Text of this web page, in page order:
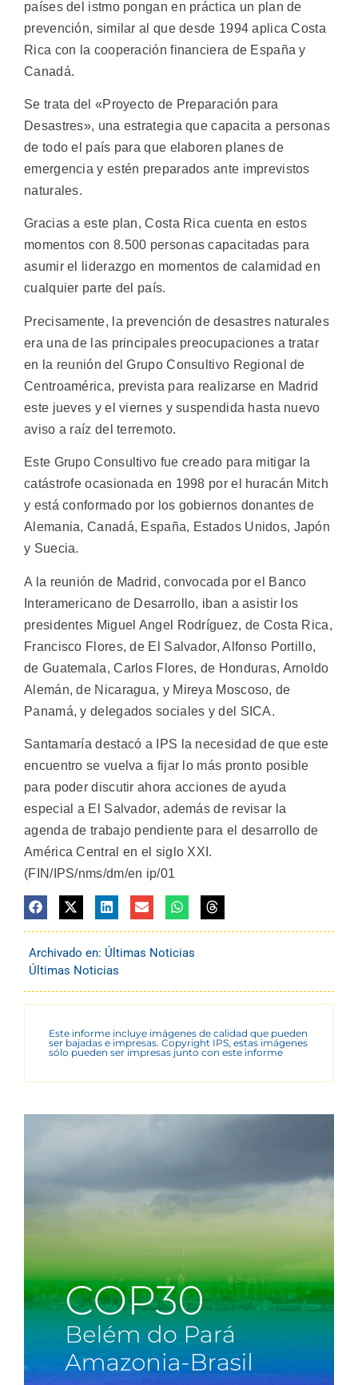
países del istmo pongan en práctica un plan de
prevención, similar al que desde 1994 aplica Costa
Rica con la cooperación financiera de España y
Canadá.
Se trata del «Proyecto de Preparación para
Desastres», una estrategia que capacita a personas
de todo el país para que elaboren planes de
emergencia y estén preparados ante imprevistos
naturales.
Gracias a este plan, Costa Rica cuenta en estos
momentos con 8.500 personas capacitadas para
asumir el liderazgo en momentos de calamidad en
cualquier parte del país.
Precisamente, la prevención de desastres naturales
era una de las principales preocupaciones a tratar
en la reunión del Grupo Consultivo Regional de
Centroamérica, prevista para realizarse en Madrid
este jueves y el viernes y suspendida hasta nuevo
aviso a raíz del terremoto.
Este Grupo Consultivo fue creado para mitigar la
catástrofe ocasionada en 1998 por el huracán Mitch
y está conformado por los gobiernos donantes de
Alemania, Canadá, España, Estados Unidos, Japón
y Suecia.
A la reunión de Madrid, convocada por el Banco
Interamericano de Desarrollo, iban a asistir los
presidentes Miguel Angel Rodríguez, de Costa Rica,
Francisco Flores, de El Salvador, Alfonso Portillo,
de Guatemala, Carlos Flores, de Honduras, Arnoldo
Alemán, de Nicaragua, y Mireya Moscoso, de
Panamá, y delegados sociales y del SICA.
Santamaría destacó a IPS la necesidad de que este
encuentro se vuelva a fijar lo más pronto posible
para poder discutir ahora acciones de ayuda
especial a El Salvador, además de revisar la
agenda de trabajo pendiente para el desarrollo de
América Central en el siglo XXI.
(FIN/IPS/nms/dm/en ip/01
Archivado en: Últimas Noticias
Últimas Noticias
Este informe incluye imágenes de calidad que pueden
ser bajadas e impresas. Copyright IPS, estas imágenes
sólo pueden ser impresas junto con este informe